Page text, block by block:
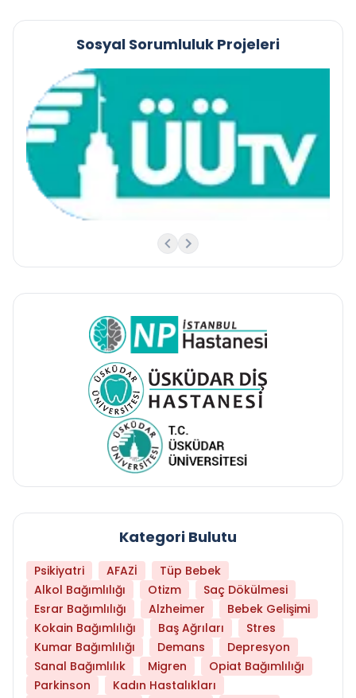
Sosyal Sorumluluk Projeleri
Kategori Bulutu
Psikiyatri AFAZİ
Tüp Bebek
Alkol Bağımlılığı
Otizm
Saç Dökülmesi
Esrar Bağımlılığı
Alzheimer
Bebek Gelişimi
Kokain Bağımlılığı
Baş Ağrıları
Stres
Kumar Bağımlılığı
Demans
Depresyon
Sanal Bağımlılık
Migren
Opiat Bağımlılığı
Parkinson
Kadın Hastalıkları